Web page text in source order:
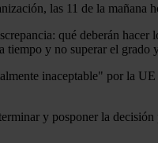
las 11 de la
qué deberán
tiempo y no superar el grado
inaceptable" por la
y posponer la